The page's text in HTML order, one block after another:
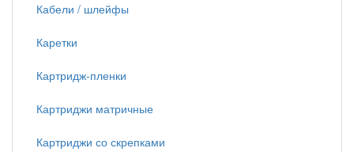
Кабели / шлейфы
Каретки
Картридж-пленки
Картриджи матричные
Картриджи со скрепками